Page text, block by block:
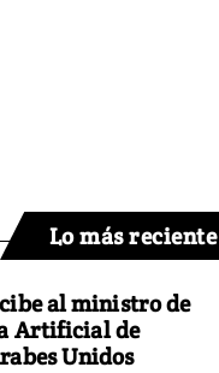
Lo más reciente
al ministro de
Artificial de
Unidos